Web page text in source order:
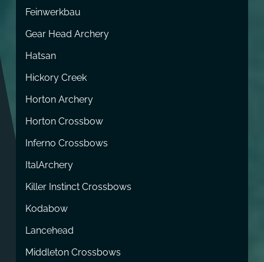
Feinwerkbau
Gear Head Archery
Hatsan
Hickory Creek
Horton Archery
Horton Crossbow
Inferno Crossbows
ItalArchery
Killer Instinct Crossbows
Kodabow
Lancehead
Middleton Crossbows